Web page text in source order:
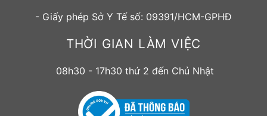
- Giấy phép Sở Y Tế số: 09391/HCM-GPHĐ
THỜI GIAN LÀM VIỆC
08h30 - 17h30 thứ 2 đến Chủ Nhật